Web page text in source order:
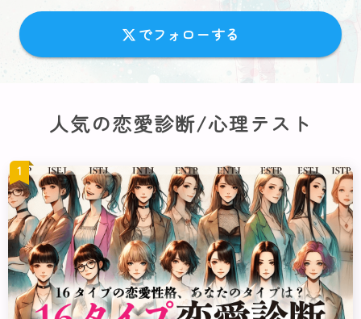
でフォローする
人気の恋愛診断/心理テスト
1